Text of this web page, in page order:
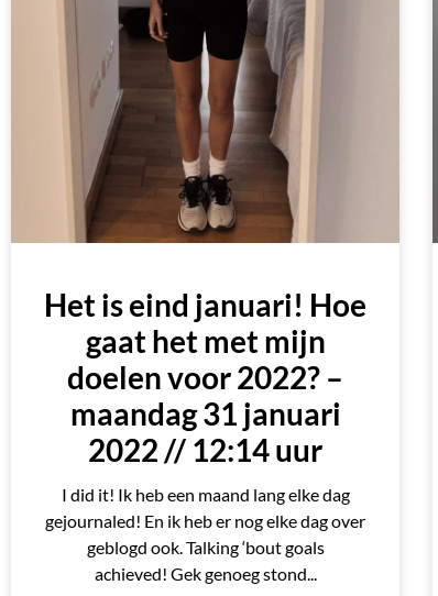
Het is eind januari! Hoe
gaat het met mijn
doelen voor 2022? –
maandag 31 januari
2022 // 12:14 uur
I did it! Ik heb een maand lang elke dag
gejournaled! En ik heb er nog elke dag over
geblogd ook. Talking ‘bout goals
achieved! Gek genoeg stond